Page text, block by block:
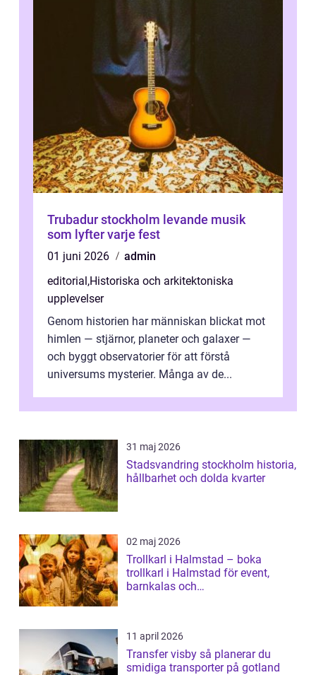
Trubadur stockholm levande musik
som lyfter varje fest
01 juni 2026
admin
editorial,Historiska och arkitektoniska
upplevelser
Genom historien har människan blickat mot
himlen — stjärnor, planeter och galaxer —
och byggt observatorier för att förstå
universums mysterier. Många av de...
31 maj 2026
Stadsvandring stockholm historia,
hållbarhet och dolda kvarter
02 maj 2026
Trollkarl i Halmstad – boka
trollkarl i Halmstad för event,
barnkalas och
11 april 2026
Transfer visby så planerar du
smidiga transporter på gotland